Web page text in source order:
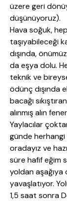
üzere geri
düşünüyoruz).
Hava soğuk,
taşıyabileceği
dışında,
da eşya dolu.
teknik ve
ödünç dışında
bacağı
alınmış alın
Yaylacılar
günde herhangi
oradayız ve
süre hafif eğim
yoldan
yavaşlatıyor.
1,5 saat sonra